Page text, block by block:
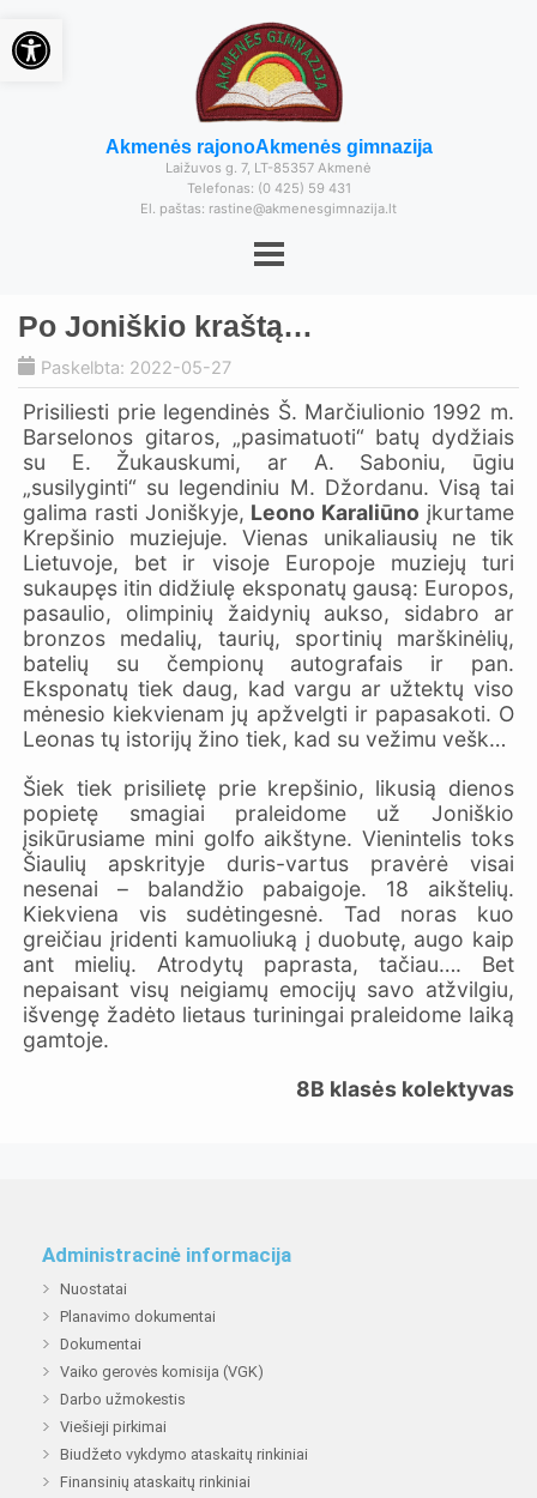
Akmenės rajonoAkmenės gimnazija
Laižuvos g. 7, LT-85357 Akmenė
Telefonas: (0 425) 59 431
El. paštas: rastine@akmenesgimnazija.lt
Po Joniškio kraštą…
Paskelbta: 2022-05-27
Prisiliesti prie legendinės Š. Marčiulionio 1992 m.
Barselonos gitaros, „pasimatuoti“ batų dydžiais
su E. Žukauskumi, ar A. Saboniu, ūgiu
„susilyginti“ su legendiniu M. Džordanu. Visą tai
galima rasti Joniškyje, Leono Karaliūno įkurtame
Krepšinio muziejuje. Vienas unikaliausių ne tik
Lietuvoje, bet ir visoje Europoje muziejų turi
sukaupęs itin didžiulę eksponatų gausą: Europos,
pasaulio, olimpinių žaidynių aukso, sidabro ar
bronzos medalių, taurių, sportinių marškinėlių,
batelių su čempionų autografais ir pan.
Eksponatų tiek daug, kad vargu ar užtektų viso
mėnesio kiekvienam jų apžvelgti ir papasakoti. O
Leonas tų istorijų žino tiek, kad su vežimu vešk…
Šiek tiek prisilietę prie krepšinio, likusią dienos
popietę smagiai praleidome už Joniškio
įsikūrusiame mini golfo aikštyne. Vienintelis toks
Šiaulių apskrityje duris-vartus pravėrė visai
nesenai – balandžio pabaigoje. 18 aikštelių.
Kiekviena vis sudėtingesnė. Tad noras kuo
greičiau įridenti kamuoliuką į duobutę, augo kaip
ant mielių. Atrodytų paprasta, tačiau…. Bet
nepaisant visų neigiamų emocijų savo atžvilgiu,
išvengę žadėto lietaus turiningai praleidome laiką
gamtoje.
8B klasės kolektyvas
Administracinė informacija
Nuostatai
Planavimo dokumentai
Dokumentai
Vaiko gerovės komisija (VGK)
Darbo užmokestis
Viešieji pirkimai
Biudžeto vykdymo ataskaitų rinkiniai
Finansinių ataskaitų rinkiniai
Open toolbar